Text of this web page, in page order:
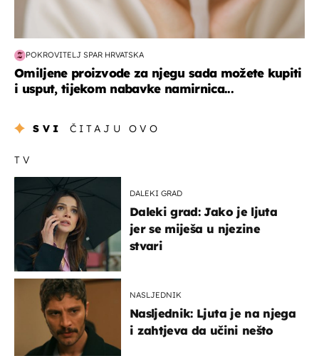
POKROVITELJ SPAR HRVATSKA
Omiljene proizvode za njegu sada možete kupiti
i usput, tijekom nabavke namirnica...
SVI ČITAJU OVO
TV
DALEKI GRAD
Daleki grad: Jako je ljuta
jer se miješa u njezine
stvari
NASLJEDNIK
Nasljednik: Ljuta je na njega
i zahtjeva da učini nešto